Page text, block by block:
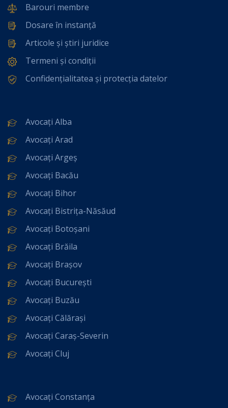
Barouri membre
Dosare în instanță
Articole și știri juridice
Termeni și condiții
Confidențialitatea și protecția datelor
Avocați Alba
Avocați Arad
Avocați Argeș
Avocați Bacău
Avocați Bihor
Avocați Bistrița-Năsăud
Avocați Botoșani
Avocați Brăila
Avocați Brașov
Avocați București
Avocați Buzău
Avocați Călărași
Avocați Caraș-Severin
Avocați Cluj
Avocați Constanța